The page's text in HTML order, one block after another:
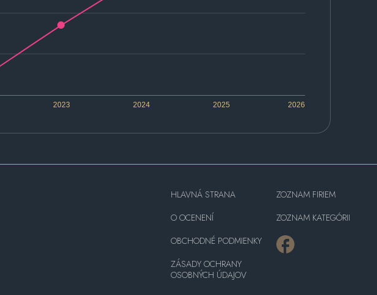
2023 2024 2025 2026
HLAVNÁ STRANA
O OCENENÍ
OBCHODNÉ PODMIENKY
ZÁSADY OCHRANY
OSOBNÝCH ÚDAJOV
ZOZNAM FIRIEM
ZOZNAM KATEGÓRII